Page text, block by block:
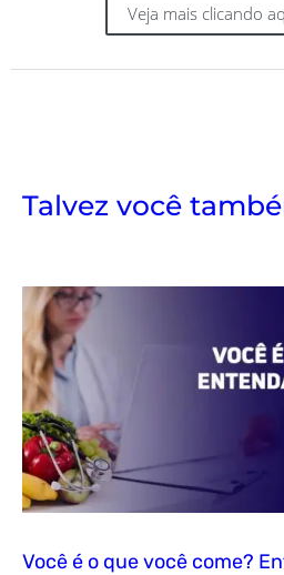
Veja mais clicando
Talvez você
Você é o que você come?